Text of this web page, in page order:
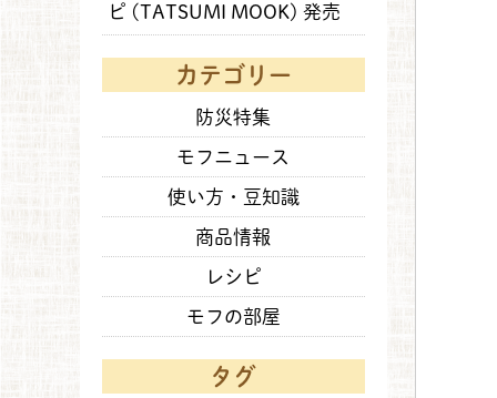
ピ (TATSUMI MOOK) 発売
カテゴリー
防災特集
モフニュース
使い方・豆知識
商品情報
レシピ
モフの部屋
タグ